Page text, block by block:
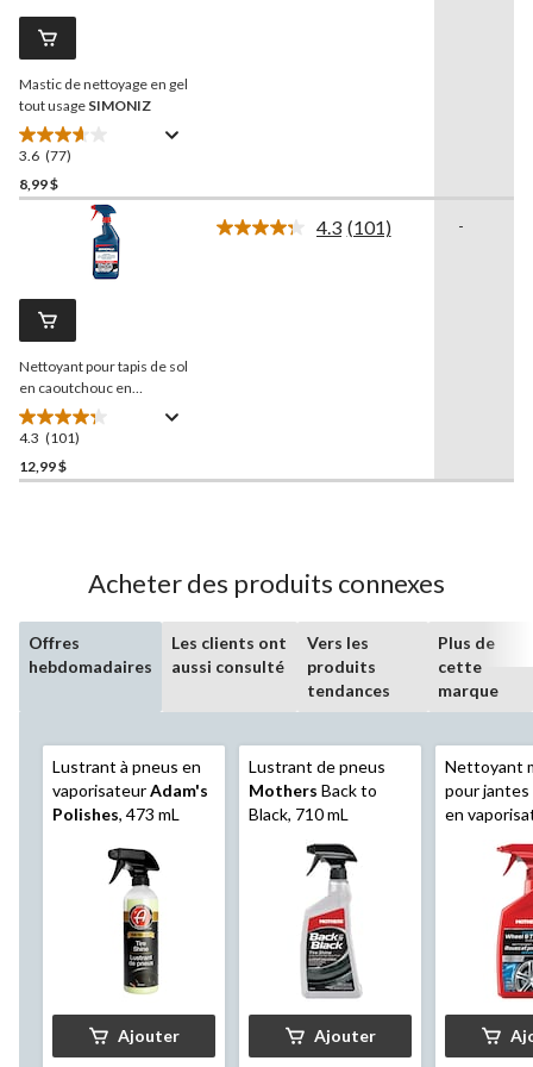
Mastic de nettoyage en gel
tout usage SIMONIZ
3.6 (77)
3.6
étoile(s)
sur
évaluations
8,99 $
Nettoyant pour tapis de sol
en caoutchouc en
vaporisateur
,
750 mL
4.3 (101)
4.3
étoile(s)
sur
12,99 $
4.3 Lire
(101) -
Acheter des produits connexes
Offres
hebdomadaires
Les clients ont
aussi consulté
Vers les
produits
tendances
Plus de
cette
marque
Lustrant à pneus en
vaporisateurAdam's
Polishes, 473 mL
Ajouter
Lustrant de pneus
Mothers Back to
Black, 710 mL
Ajouter
Nettoyant
pour
en